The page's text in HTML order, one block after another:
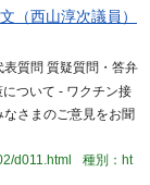
（西山淳次議員）
質問 質疑質問・答弁
について - ワクチン接
さまのご意見をお聞
d011.html
種別：ht